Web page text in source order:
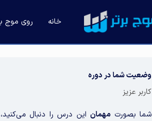
خانه روی موج
وضعیت شما در دوره
کاربر عزیز
شما بصورت مهمان این درس را دنبال